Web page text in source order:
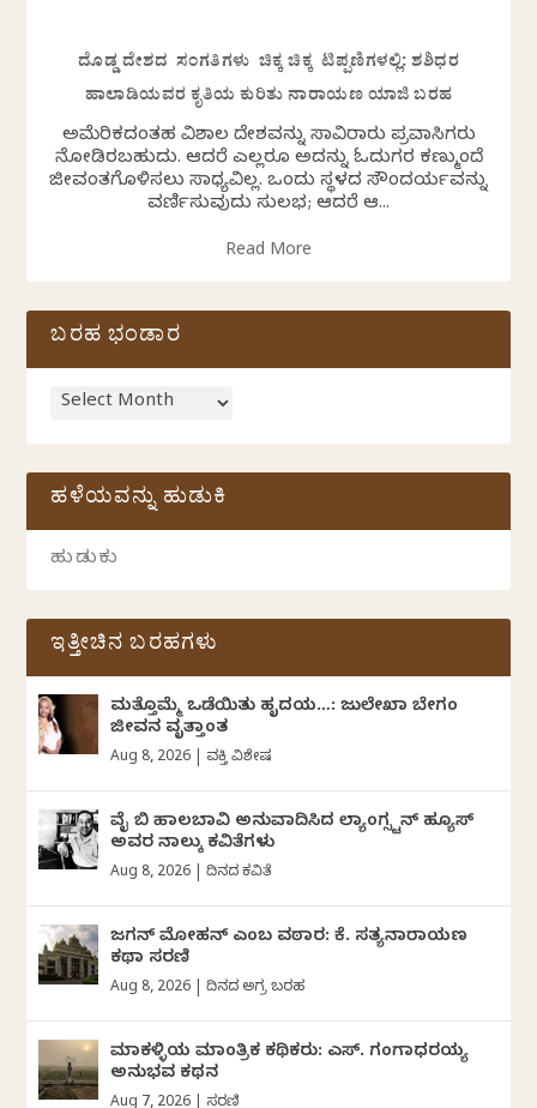
ದೊಡ್ಡ ದೇಶದ ಸಂಗತಿಗಳು ಚಿಕ್ಕ ಚಿಕ್ಕ ಟಿಪ್ಪಣಿಗಳಲ್ಲಿ: ಶಶಿಧರ
ಹಾಲಾಡಿಯವರ ಕೃತಿಯ ಕುರಿತು ನಾರಾಯಣ ಯಾಜಿ ಬರಹ
ಅಮೆರಿಕದಂತಹ ವಿಶಾಲ ದೇಶವನ್ನು ಸಾವಿರಾರು ಪ್ರವಾಸಿಗರು
ನೋಡಿರಬಹುದು. ಆದರೆ ಎಲ್ಲರೂ ಅದನ್ನು ಓದುಗರ ಕಣ್ಮುಂದೆ
ಜೀವಂತಗೊಳಿಸಲು ಸಾಧ್ಯವಿಲ್ಲ. ಒಂದು ಸ್ಥಳದ ಸೌಂದರ್ಯವನ್ನು
ವರ್ಣಿಸುವುದು ಸುಲಭ; ಆದರೆ ಆ...
Read More
ಬರಹ ಭಂಡಾರ
ಹಳೆಯವನ್ನು ಹುಡುಕಿ
ಇತ್ತೀಚಿನ ಬರಹಗಳು
ಮತ್ತೊಮ್ಮೆ ಒಡೆಯಿತು ಹೃದಯ…: ಜುಲೇಖಾ ಬೇಗಂ
ಜೀವನ ವೃತ್ತಾಂತ
Aug 8, 2026 ವ್ಯಕ್ತಿ ವಿಶೇಷ
ವೈ ಬಿ ಹಾಲಬಾವಿ ಅನುವಾದಿಸಿದ ಲ್ಯಾಂಗ್ಸ್ಟನ್ ಹ್ಯೂಸ್
ಅವರ ನಾಲ್ಕು ಕವಿತೆಗಳು
Aug 8, 2026 |ದಿನದ ಕವಿತೆ
ಜಗನ್‌ ಮೋಹನ್‌ ಎಂಬ ವಠಾರ: ಕೆ. ಸತ್ಯನಾರಾಯಣ
ಕಥಾ ಸರಣಿ
Aug 8, 2026 |ದಿನದ ಅಗ್ರ ಬರಹ
ಮಾಕಳ್ಳಿಯ ಮಾಂತ್ರಿಕ ಕಥಿಕರು: ಎಸ್. ಗಂಗಾಧರಯ್ಯ
ಅನುಭವ ಕಥನ
Aug 7, 2026 ಸರಣಿ